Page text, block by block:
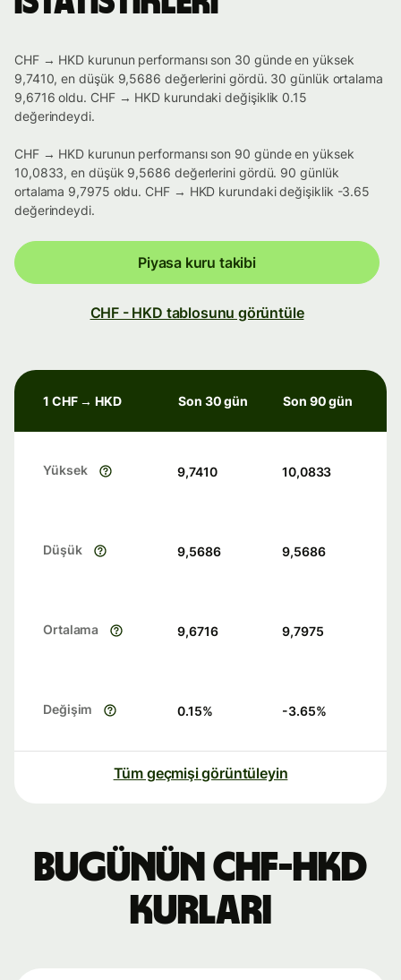
CHF → HKD kurunun performansı son 30 günde en yüksek
9,7410, en düşük 9,5686 değerlerini gördü. 30 günlük ortalama
9,6716 oldu. CHF → HKD kurundaki değişiklik 0.15
değerindeydi.
CHF → HKD kurunun performansı son 90 günde en yüksek
10,0833, en düşük 9,5686 değerlerini gördü. 90 günlük
ortalama 9,7975 oldu. CHF → HKD kurundaki değişiklik -3.65
değerindeydi.
Piyasa kuru takibi
CHF - HKD tablosunu görüntüle
1 CHF → HKD Son 30 gün Son 90 gün
Yüksek 9,7410 10,0833
Düşük 9,5686 9,5686
Ortalama 9,6716 9,7975
Değişim 0.15% -3.65%
Tüm geçmişi görüntüleyin
Bugünün CHF-HKD
kurları